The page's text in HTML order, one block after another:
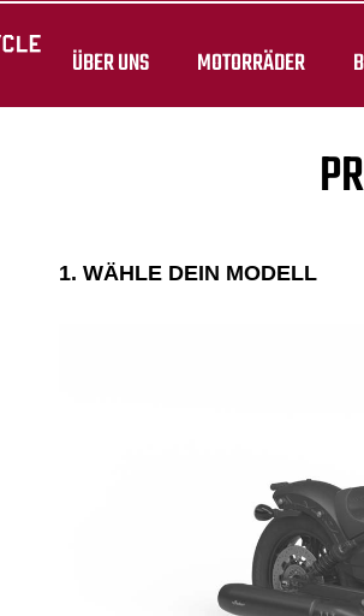
ÜBER UNS MOTORRÄDER
1. WÄHLE DEIN MODELL